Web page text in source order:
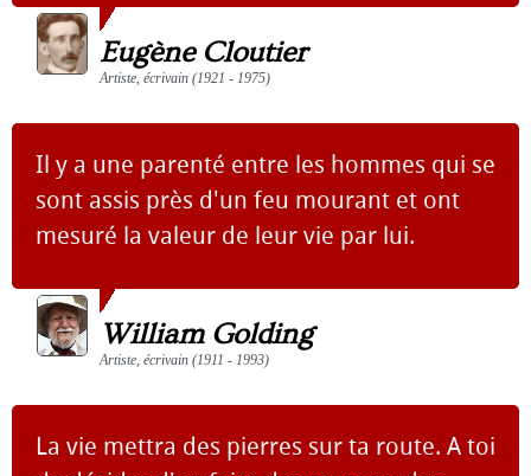
Eugène Cloutier
Artiste, écrivain (1921 - 1975)
Il y a une parenté entre les hommes qui se
sont assis près d'un feu mourant et ont
mesuré la valeur de leur vie par lui.
William Golding
Artiste, écrivain (1911 - 1993)
La vie mettra des pierres sur ta route. A toi